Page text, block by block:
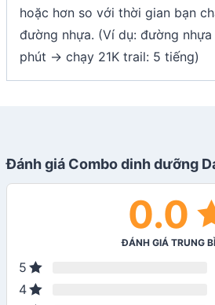
hoặc hơn so với thời gian bạn
đường nhựa. (Ví dụ: đường
phút -> chạy 21K trail: 5 tiếng)
Đánh giá Combo dinh dưỡng
0.0
ĐÁNH GIÁ TRUNG
5
4